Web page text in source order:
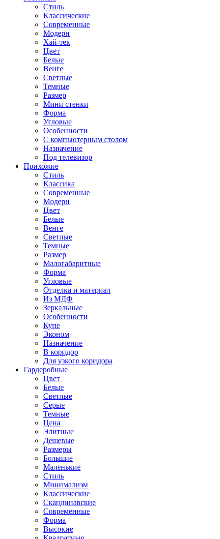
Стиль
Классические
Современные
Модерн
Хай-тек
Цвет
Белые
Венге
Светлые
Темные
Размер
Мини стенки
Форма
Угловые
Особенности
С компьютерным столом
Назначение
Под телевизор
Прихожие
Стиль
Классика
Современные
Модерн
Цвет
Белые
Венге
Светлые
Темные
Размер
Малогабаритные
Форма
Угловые
Отделка и материал
Из МДФ
Зеркальные
Особенности
Купе
Эконом
Назначение
В коридор
Для узкого коридора
Гардеробные
Цвет
Белые
Светлые
Серые
Темные
Цена
Элитные
Дешевые
Размеры
Большие
Маленькие
Стиль
Минимализм
Классические
Скандинавские
Современные
Форма
Высокие